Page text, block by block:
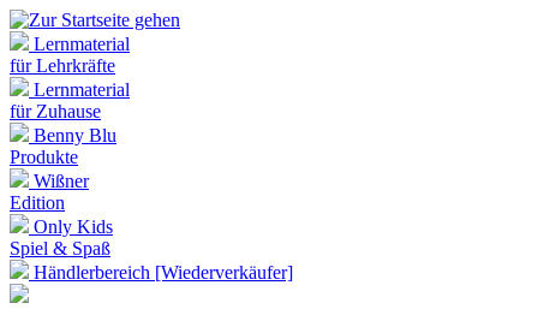
Lernmaterial
für Lehrkräfte
Lernmaterial
für Zuhause
Benny Blu
Produkte
Wißner
Edition
Only Kids
Spiel & Spaß
Händlerbereich [Wiederverkäufer]